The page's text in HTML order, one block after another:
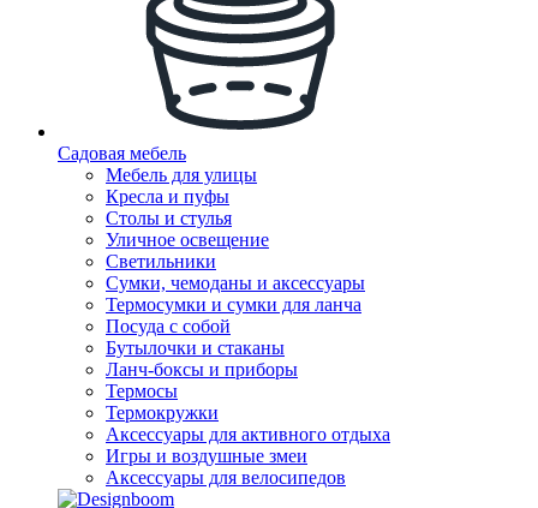
Садовая мебель
Мебель для улицы
Кресла и пуфы
Столы и стулья
Уличное освещение
Светильники
Сумки, чемоданы и аксессуары
Термосумки и сумки для ланча
Посуда с собой
Бутылочки и стаканы
Ланч-боксы и приборы
Термосы
Термокружки
Аксессуары для активного отдыха
Игры и воздушные змеи
Аксессуары для велосипедов